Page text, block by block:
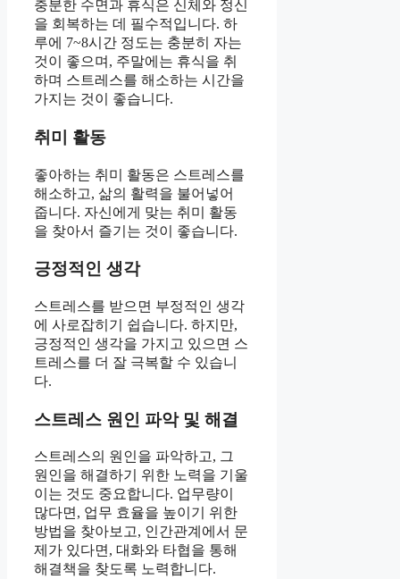
충분한 수면과 휴식은 신체와 정신
을 회복하는 데 필수적입니다. 하
루에 7~8시간 정도는 충분히 자는
것이 좋으며, 주말에는 휴식을 취
하며 스트레스를 해소하는 시간을
가지는 것이 좋습니다.
취미 활동
좋아하는 취미 활동은 스트레스를
해소하고, 삶의 활력을 불어넣어
줍니다. 자신에게 맞는 취미 활동
을 찾아서 즐기는 것이 좋습니다.
긍정적인 생각
스트레스를 받으면 부정적인 생각
에 사로잡히기 쉽습니다. 하지만,
긍정적인 생각을 가지고 있으면 스
트레스를 더 잘 극복할 수 있습니
다.
스트레스 원인 파악 및 해결
스트레스의 원인을 파악하고, 그
원인을 해결하기 위한 노력을 기울
이는 것도 중요합니다. 업무량이
많다면, 업무 효율을 높이기 위한
방법을 찾아보고, 인간관계에서 문
제가 있다면, 대화와 타협을 통해
해결책을 찾도록 노력합니다.